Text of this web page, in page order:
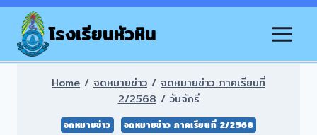
Skip
contentโรงเรียนหัวหิน
Home / จดหมายข่าว / จดหมายข่าว ภาคเรียนที่
2/2568 / วันจักรี
จดหมายข่าว จดหมายข่าว ภาคเรียนที่ 2/2568